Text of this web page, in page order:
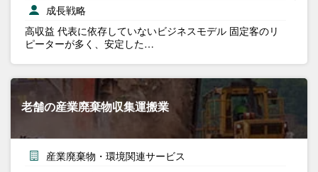
成長戦略
高収益 代表に依存していないビジネスモデル 固定客のリ
ピーターが多く、安定した…
老舗の産業廃棄物収集運搬業
産業廃棄物・環境関連サービス